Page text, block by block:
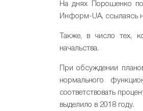
На днях Порошенко
Информ-UA, ссылаясь
Также, в число тех,
начальства.
При обсуждении
нормального
соответствовать
выделило в 2018 году.